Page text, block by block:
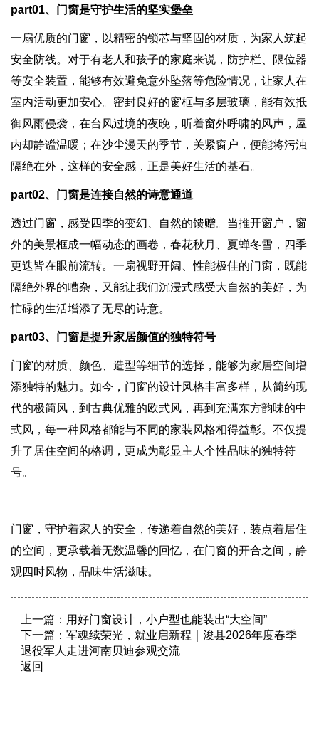
part01、门窗是守护生活的坚实堡垒
一扇优质的门窗，以精密的锁芯与坚固的材质，为家人筑起
安全防线。对于有老人和孩子的家庭来说，防护栏、限位器
等安全装置，能够有效避免意外坠落等危险情况，让家人在
室内活动更加安心。密封良好的窗框与多层玻璃，能有效抵
御风雨侵袭，在台风过境的夜晚，听着窗外呼啸的风声，屋
内却静谧温暖；在沙尘漫天的季节，关紧窗户，便能将污浊
隔绝在外，这样的安全感，正是美好生活的基石。
part02、门窗是连接自然的诗意通道
透过门窗，感受四季的变幻、自然的馈赠。当推开窗户，窗
外的美景框成一幅动态的画卷，春花秋月、夏蝉冬雪，四季
更迭皆在眼前流转。一扇视野开阔、性能极佳的门窗，既能
隔绝外界的嘈杂，又能让我们沉浸式感受大自然的美好，为
忙碌的生活增添了无尽的诗意。
part03、门窗是提升家居颜值的独特符号
门窗的材质、颜色、造型等细节的选择，能够为家居空间增
添独特的魅力。如今，门窗的设计风格丰富多样，从简约现
代的极简风，到古典优雅的欧式风，再到充满东方韵味的中
式风，每一种风格都能与不同的家装风格相得益彰。不仅提
升了居住空间的格调，更成为彰显主人个性品味的独特符
号。
门窗，守护着家人的安全，传递着自然的美好，装点着居住
的空间，更承载着无数温馨的回忆，在门窗的开合之间，静
观四时风物，品味生活滋味。
上一篇： 用好门窗设计，小户型也能装出“大空间”
下一篇： 军魂续荣光，就业启新程｜浚县2026年度春季
退役军人走进河南贝迪参观交流
返回